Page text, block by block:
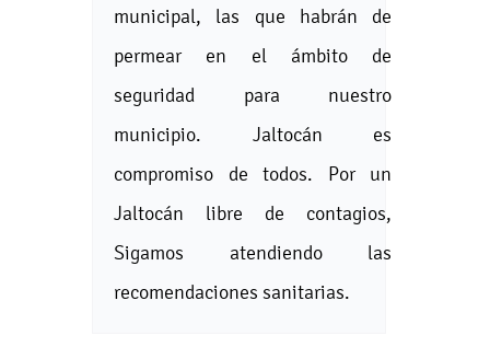
municipal, las que habrán de
permear en el ámbito de
seguridad para nuestro
municipio. Jaltocán es
compromiso de todos. Por un
Jaltocán libre de contagios,
Sigamos atendiendo las
recomendaciones sanitarias.